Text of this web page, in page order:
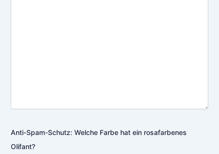
Anti-Spam-Schutz: Welche Farbe hat ein rosafarbenes
Olifant?